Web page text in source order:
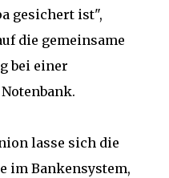
gesichert ist",
die gemeinsame
bei einer
lasse sich die
im Bankensystem,